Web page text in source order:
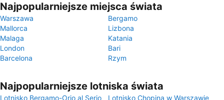
Najpopularniejsze miejsca świata
Warszawa
Bergamo
Mallorca
Lizbona
Malaga
Katania
London
Bari
Barcelona
Rzym
Najpopularniejsze lotniska świata
Lotnisko Bergamo-Orio al Serio Lotnisko Chopina w Warszawie